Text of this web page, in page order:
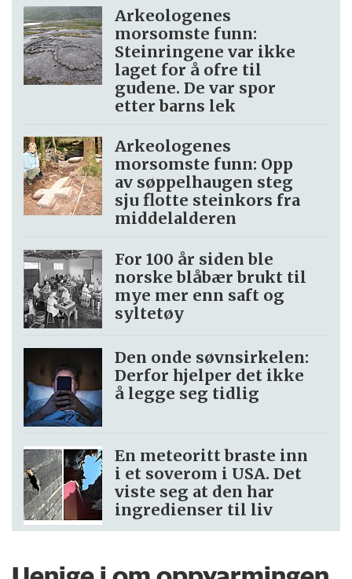
Arkeologenes
morsomste funn:
Steinringene var ikke
laget for å ofre til
gudene. De var spor
etter barns lek
Arkeologenes
morsomste funn: Opp
av søppel­haugen steg
sju flotte steinkors fra
middelalderen
For 100 år siden ble
norske blåbær brukt til
mye mer enn saft og
syltetøy
Den onde søvnsirkelen:
Derfor hjelper det ikke
å legge seg tidlig
En meteoritt braste inn
i et soverom i USA. Det
viste seg at den har
ingredienser til liv